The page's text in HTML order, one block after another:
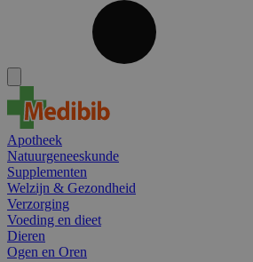
Apotheek
Natuurgeneeskunde
Supplementen
Welzijn & Gezondheid
Verzorging
Voeding en dieet
Dieren
Ogen en Oren